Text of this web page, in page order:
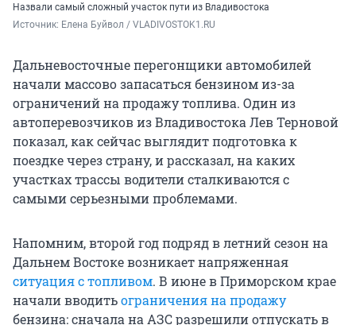
Назвали самый сложный участок пути из Владивостока
Источник: Елена Буйвол / VLADIVOSTOK1.RU
Дальневосточные перегонщики автомобилей
начали массово запасаться бензином из-за
ограничений на продажу топлива. Один из
автоперевозчиков из Владивостока Лев Терновой
показал, как сейчас выглядит подготовка к
поездке через страну, и рассказал, на каких
участках трассы водители сталкиваются с
самыми серьезными проблемами.
Напомним, второй год подряд в летний сезон на
Дальнем Востоке возникает напряженная
ситуация с топливом. В июне в Приморском крае
начали вводитьограничения на продажу
бензина: сначала на АЗС разрешили отпускать в